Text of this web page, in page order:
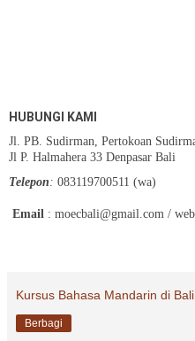
HUBUNGI KAMI
Jl. PB. Sudirman, Pertokoan
Jl P. Halmahera 33 Denpasar Bali
Telepon : 083119700511 (wa)
Email : moecbali@gmail.com /
Kursus Bahasa Mandarin di Bali
Berbagi